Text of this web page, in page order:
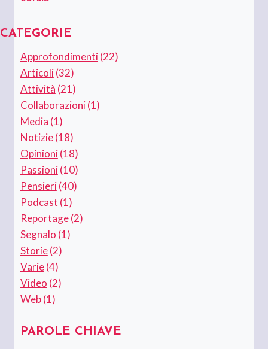
CATEGORIE
Approfondimenti(22)
Articoli(32)
Attività (21)
Collaborazioni(1)
Media (1)
Notizie(18)
Opinioni(18)
Passioni(10)
Pensieri(40)
Podcast (1)
Reportage(2)
Segnalo (1)
Storie(2)
Varie(4)
Video (2)
Web(1)
PAROLE CHIAVE